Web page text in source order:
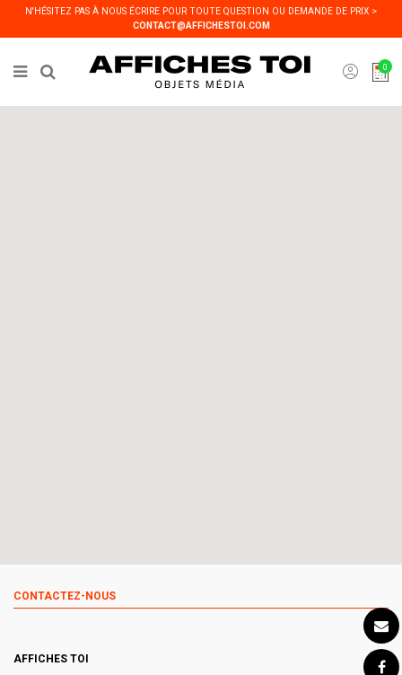
N'HÉSITEZ PAS À NOUS ÉCRIRE POUR TOUTE QUESTION OU DEMANDE DE PRIX >
CONTACT@AFFICHESTOI.COM
0
CONTACTEZ-NOUS
AFFICHES TOI
Panneau de gestion des cookies